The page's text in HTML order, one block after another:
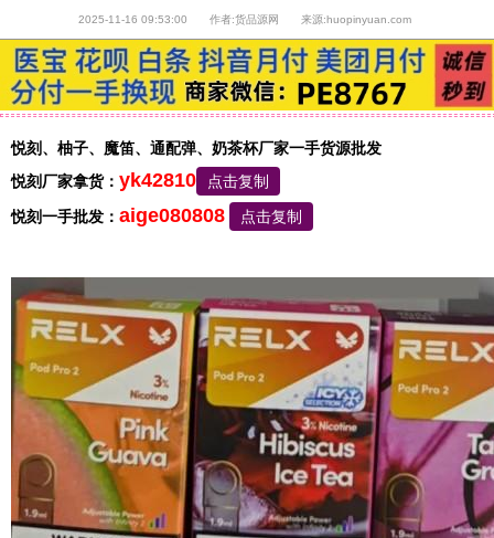
2025-11-16 09:53:00 作者:货品源网 来源:huopinyuan.com
悦刻、柚子、魔笛、通配弹、奶茶杯厂家一手货源批发
悦刻厂家拿货： yk42810
点击复制
悦刻一手批发： aige080808 点击复制